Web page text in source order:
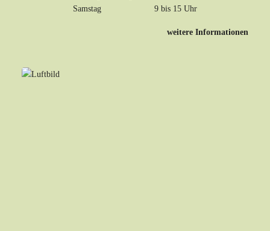
Samstag 9 bis 15 Uhr
weitere Informationen